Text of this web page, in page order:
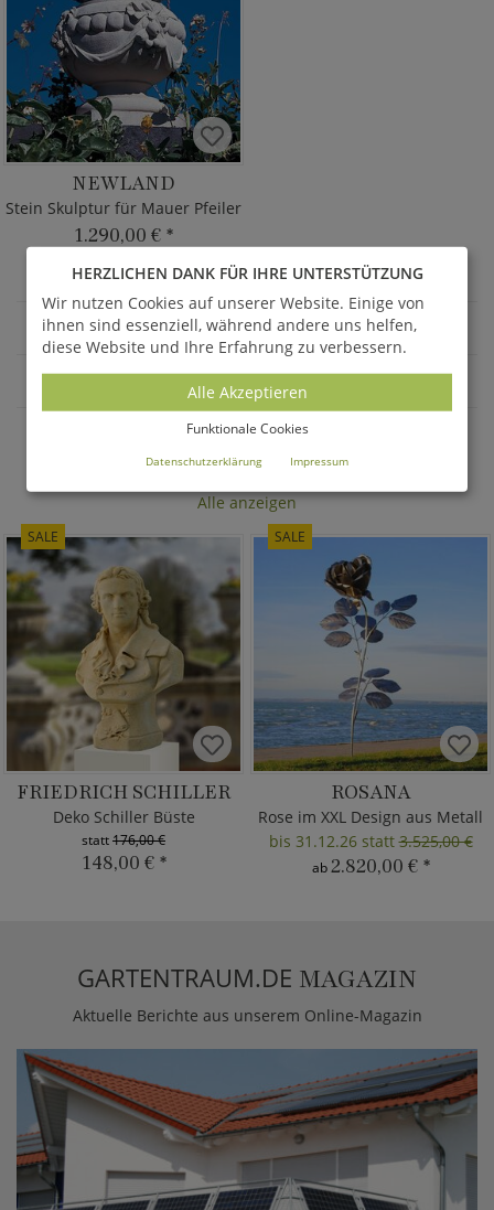
NEWLAND
Stein Skulptur für Mauer Pfeiler
1.290,00 € *
GARTENDEKO
BEKRÖNUNGEN & FINIALS
AKTUELLE ANGEBOTE - SALE %
Alle anzeigen
SALE
FRIEDRICH SCHILLER
Deko Schiller Büste
statt176,00 €
148,00 € *
SALE
ROSANA
Rose im XXL Design aus Metall
bis 31.12.26 statt3.525,00 €
ab2.820,00 € *
GARTENTRAUM.DE MAGAZIN
Aktuelle Berichte aus unserem Online-Magazin
HERZLICHEN DANK FÜR IHRE UNTERSTÜTZUNG
Wir nutzen Cookies auf unserer Website. Einige von
ihnen sind essenziell, während andere uns helfen,
diese Website und Ihre Erfahrung zu verbessern.
Alle Akzeptieren
Funktionale Cookies
Datenschutzerklärung Impressum